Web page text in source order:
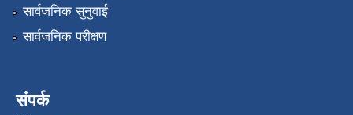
सार्वजनिक सुनुवाई
सार्वजनिक परीक्षण
संपर्क